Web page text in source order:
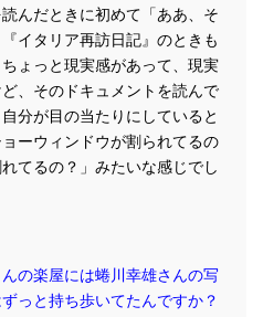
んだときに初めて「ああ、そ
イタリア再訪日記』のときも
ょっと現実感があって、現実
、そのドキュメントを読んで
分が目の当たりにしていると
ーウィンドウが割られてるの
てるの？」みたいな感じでし
の楽屋には蜷川幸雄さんの写
っと持ち歩いてたんですか？